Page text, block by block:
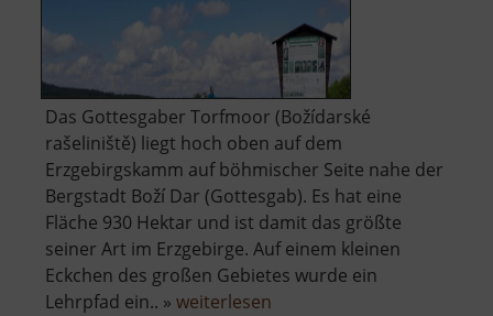
Das Gottesgaber Torfmoor (Božídarské
rašeliniště) liegt hoch oben auf dem
Erzgebirgskamm auf böhmischer Seite nahe der
Bergstadt Boží Dar (Gottesgab). Es hat eine
Fläche 930 Hektar und ist damit das größte
seiner Art im Erzgebirge. Auf einem kleinen
Eckchen des großen Gebietes wurde ein
Lehrpfad ein.. » weiterlesen